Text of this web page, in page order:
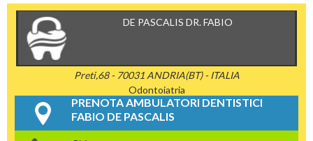
DE PASCALIS DR. FABIO
Preti,68 - 70031 ANDRIA(BT) - ITALIA
Odontoiatria
PRENOTA AMBULATORI DENTISTICI
FABIO DE PASCALIS